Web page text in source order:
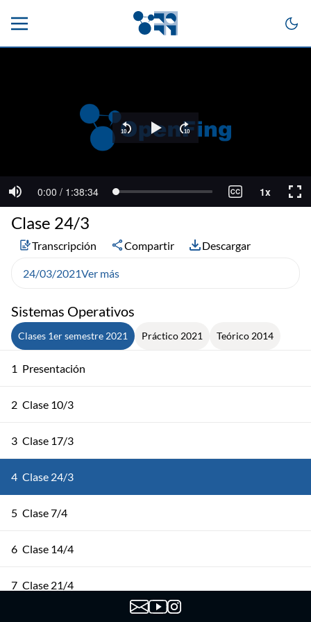
Sistemas Operativos
Clases 1er semestre 2021 Práctico 2021 Teórico 2014
1 Presentación
2 Clase 10/3
3 Clase 17/3
4 Clase 24/3
5 Clase 7/4
6 Clase 14/4
7 Clase 21/4
Clase 24/3
Transcripción Compartir Descargar
24/03/2021Ver más